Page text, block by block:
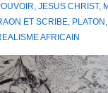
, JESUS CHRIST,
ET SCRIBE, PLATON ,
AFRICAIN